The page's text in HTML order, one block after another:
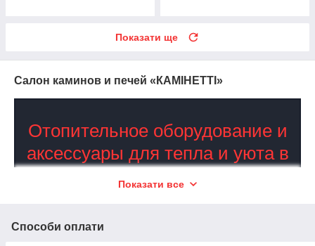
Показати ще
Салон каминов и печей «КАМІНЕТТІ»
Отопительное оборудование и
аксессуары для тепла и уюта в
к ним, а также изысканные изделия из
Показати все
Способи оплати